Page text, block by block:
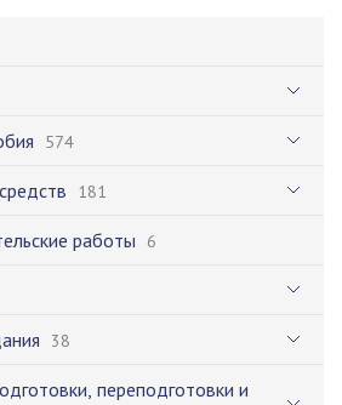
574
181
работы 6
38
переподготовки и